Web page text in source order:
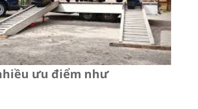
ưu điểm như